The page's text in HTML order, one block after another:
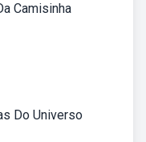
Camisinha
Do Universo